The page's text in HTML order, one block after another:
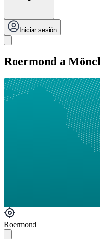
Iniciar sesión
Roermond a
Roermond